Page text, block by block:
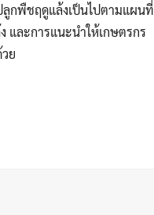
ลูกพืชฤดูแล้งเป็นไปตามแผนที่
และการแนะนำให้เกษตรกร
ย